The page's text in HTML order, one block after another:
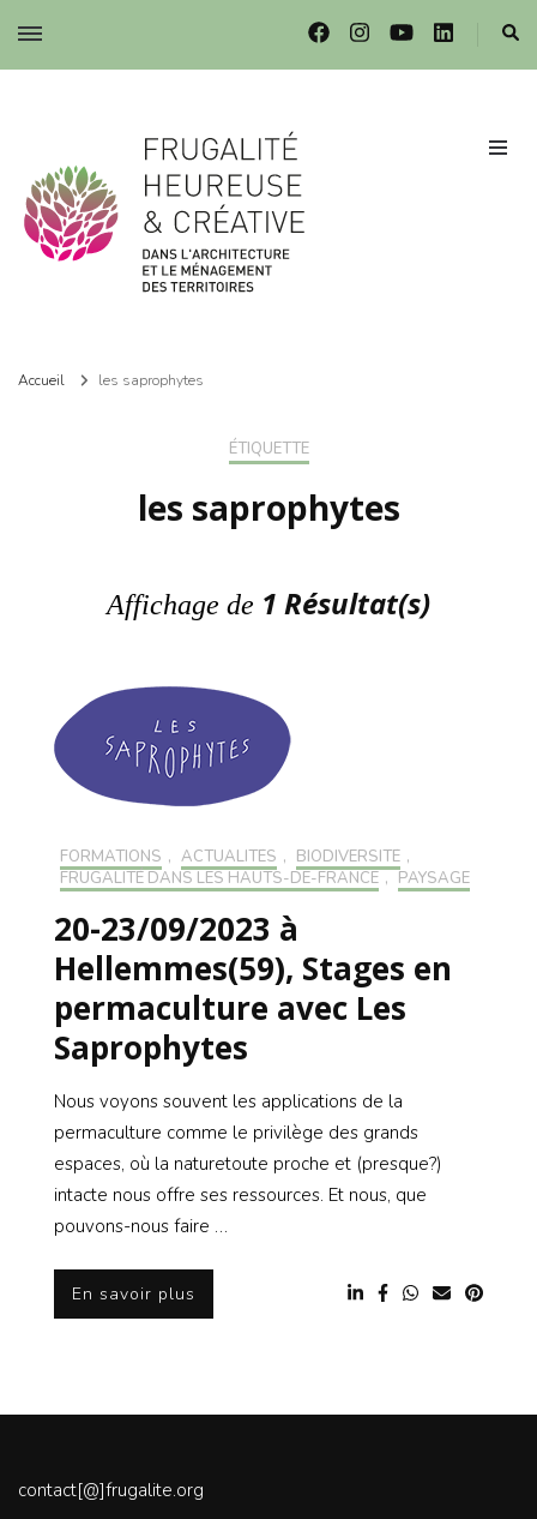
Frugalité dans l'architecture et le ménagement des territoires
Accueil les saprophytes
ÉTIQUETTE
les saprophytes
Affichage de 1 Résultat(s)
FORMATIONS , ACTUALITÉS , BIODIVERSITÉ ,
FRUGALITÉ DANS LES HAUTS-DE-FRANCE , PAYSAGE
20-23/09/2023 à
Hellemmes(59), Stages en
permaculture avec Les
Saprophytes
Nous voyons souvent les applications de la
permaculture comme le privilège des grands
espaces, où la naturetoute proche et (presque?)
intacte nous offre ses ressources. Et nous, que
pouvons-nous faire …
En savoir plus
contact[@]frugalite.org